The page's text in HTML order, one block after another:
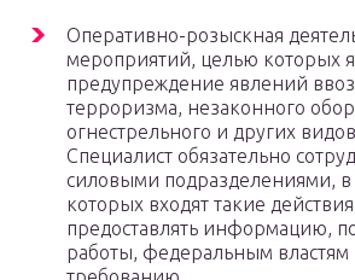
Оперативно-розыскная
мероприятий, целью которых
предупреждение явлений
терроризма, незаконного
огнестрельного и других
Специалист обязательно
силовыми подразделениями,
которых входят такие
предоставлять информацию,
работы, федеральным властям